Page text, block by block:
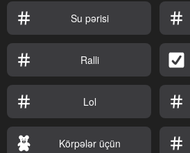
Su pərisi
Ralli
Lol
Körpələr üçün